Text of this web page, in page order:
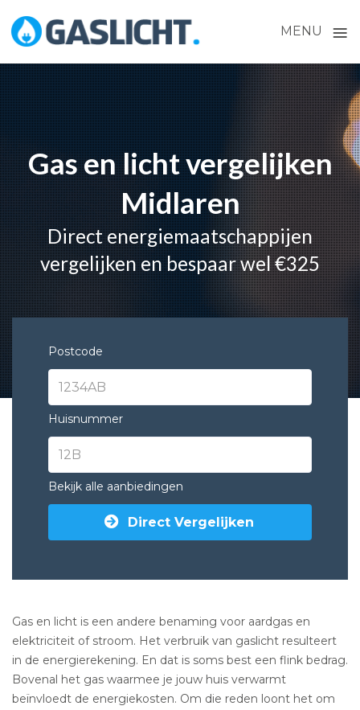
MENU ≡
Skip
to
content
Gas en licht vergelijken
Midlaren
Direct energiemaatschappijen
vergelijken en bespaar wel €325
Postcode
Huisnummer
Bekijk alle aanbiedingen
Direct Vergelijken
Gas en licht is een andere benaming voor aardgas en
elektriciteit of stroom. Het verbruik van gaslicht resulteert
in de energierekening. En dat is soms best een flink bedrag.
Bovenal het gas waarmee je jouw huis verwarmt
beïnvloedt de energiekosten. Om die reden loont het om